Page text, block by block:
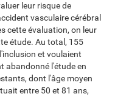
leur risque de
vasculaire cérébral
cette évaluation, on leur
étude. Au total, 155
et voulaient
abandonné l'étude en
dont l'âge moyen
entre 50 et 81 ans,